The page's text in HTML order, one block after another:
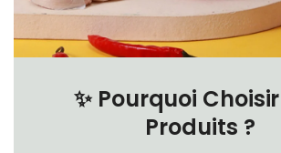
✨ Pourquoi
Produits ?